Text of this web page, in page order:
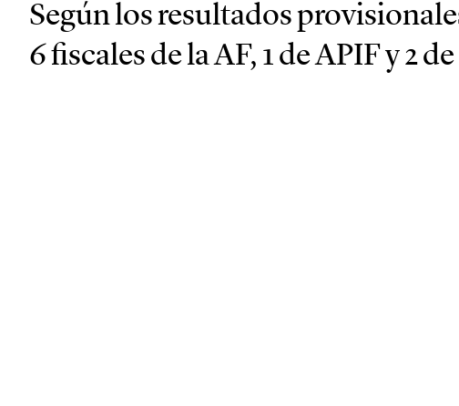
Según los resultados
6 fiscales de la AF, 1 de APIF y 2